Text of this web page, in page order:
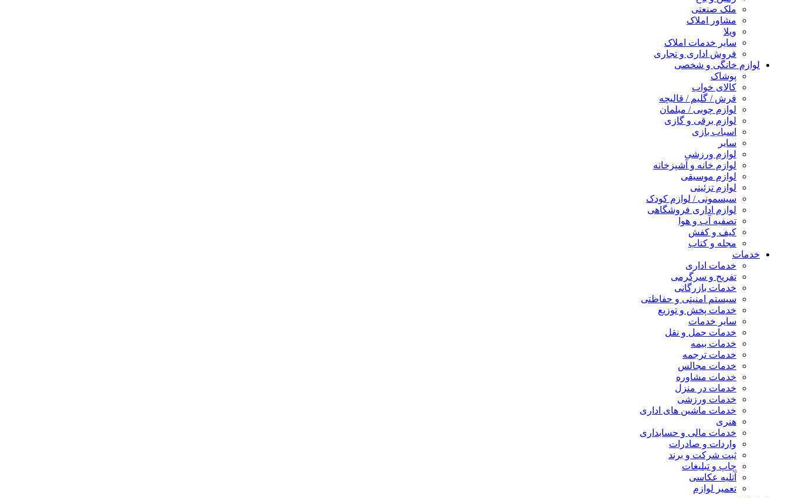
ملک صنعتی
مشاور املاک
ویلا
سایر خدمات املاک
فروش اداری و تجاری
لوازم خانگی و شخصی
پوشاک
کالای خواب
فرش / گلیم / قالیچه
لوازم چوبی / مبلمان
لوازم برقی و گازی
اسباب بازی
سایر
لوازم ورزشی
لوازم خانه و آشپزخانه
لوازم موسیقی
لوازم تزئینی
سیسمونی / لوازم کودک
لوازم اداری فروشگاهی
تصفیه آب و هوا
کیف و کفش
مجله و کتاب
خدمات
خدمات اداری
تفریح و سرگرمی
خدمات بازرگانی
سیستم امنیتی و حفاظتی
خدمات پخش و توزیع
سایر خدمات
خدمات حمل و نقل
خدمات بیمه
خدمات ترجمه
خدمات مجالس
خدمات مشاوره
خدمات در منزل
خدمات ورزشی
خدمات ماشین های اداری
هنری
خدمات مالی و حسابداری
واردات و صادرات
ثبت شرکت و برند
چاپ و تبلیغات
آتلیه عکاسی
تعمیر لوازم